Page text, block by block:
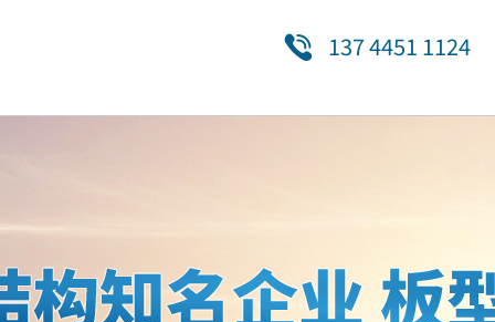
137 4451 1124